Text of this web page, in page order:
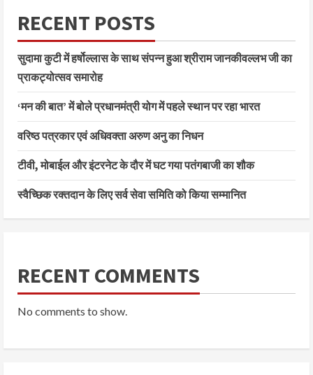
RECENT POSTS
सुदामा कुटी में हर्षोल्लास के साथ संपन्न हुआ श्रीराम जानकीवल्लभ जी का
प्राकट्योत्सव समारोह
‘मन की बात’ में बोले प्रधानमंत्री योग में पहले स्थान पर रहा भारत
वरिष्ठ पत्रकार एवं अधिवक्ता अरुण अनु का निधन
टीवी, मोबाईल और इंटरनेट के दौर में घट गया पतंगबाजी का शौक
स्वैच्छिक रक्तदान के लिए सर्व सेवा समिति को किया सम्मानित
RECENT COMMENTS
No comments to show.